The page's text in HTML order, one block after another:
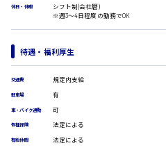
販売・サービス・フード系
洗い場
ラウンダー営業
広島市安芸区
呉市
時給制すべて
休日・休暇
シフト制(会社暦)
※週3〜4日程度の勤務でOK
待遇・福利厚生
交通費 規定内支給
駐車場 有
車・バイク通勤 可
各種保険 法定による
有給休暇 法定による